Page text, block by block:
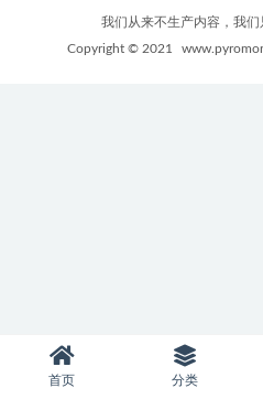
我们从来不生产内容，我们
Copyright © 2021
首页 分类